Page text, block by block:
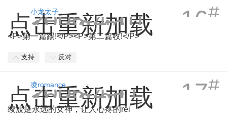
点击重新加载 16#
小龙太子
2005-4-10
15:03:43
<P>第一篇踢!</P><P>第二篇收!</P>
支持 反对
点击重新加载 17#
凌romance
2005-4-11
19:03:05
绫波是永远的女神，让人心疼的rei